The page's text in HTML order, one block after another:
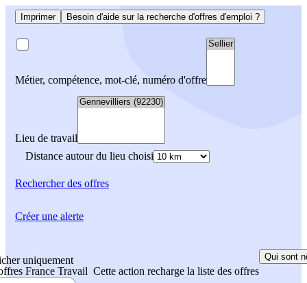
Imprimer Besoin d'aide sur la recherche d'offres d'emploi ?
Métier, compétence, mot-clé, numéro d'offre
Lieu de travail
Distance autour du lieu choisi
Rechercherdes offres
uniquement
France Travail Cette action recharge la liste des offres
Qui sont
Créer une alerte